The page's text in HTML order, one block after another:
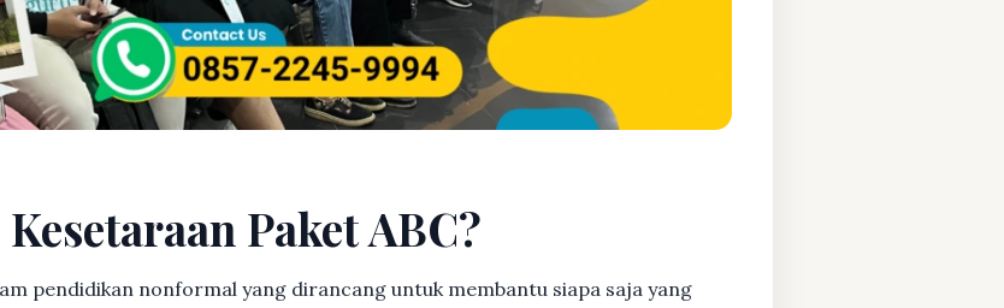
Paket ABC?
pendidikan nonformal yang dirancang untuk membantu siapa saja yang